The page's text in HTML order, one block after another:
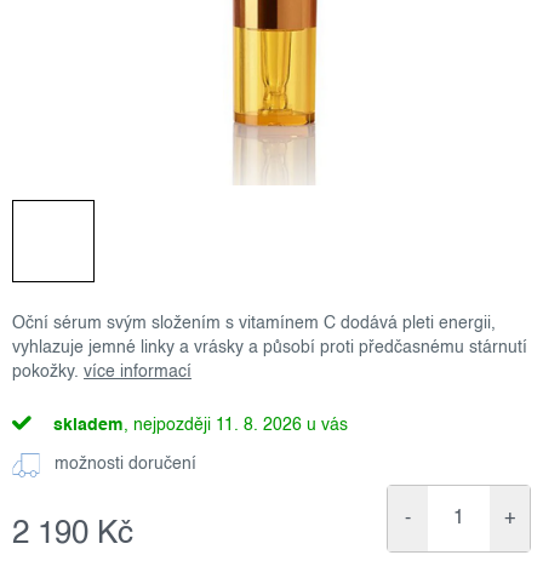
Oční sérum svým složením s vitamínem C dodává pleti energii,
vyhlazuje jemné linky a vrásky a působí proti předčasnému stárnutí
pokožky. více informací
skladem 11. 8. 2026
možnosti doručení
2 190 Kč